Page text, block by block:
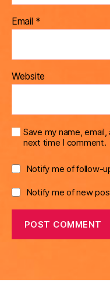
Email *
Website
Save my name,
next time I comment.
Notify me of follow-
Notify me of new